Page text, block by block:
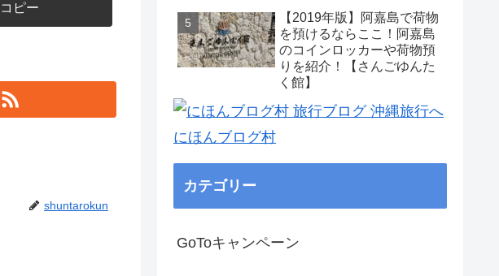
コピー
shuntarokun
【2019年版】阿嘉島で荷物
を預けるならここ！阿嘉島
のコインロッカーや荷物預
りを紹介！【さんごゆんた
く館】
にほんブログ村
カテゴリー
GoToキャンペーン